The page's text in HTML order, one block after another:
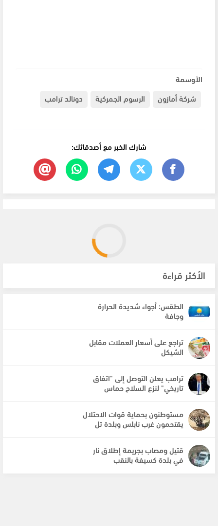
الأوسمة
شركة أمازون
الرسوم الجمركية دونالد ترامب
شارك الخبر مع أصدقائك:
الأكثر قراءة
الطقس: أجواء شديدة الحرارة
وجافة
تراجع على أسعار العملات مقابل
الشيكل
ترامب يعلن التوصل إلى "اتفاق
تاريخي" لنزع السلاح حماس
مستوطنون بحماية قوات الاحتلال
يقتحمون غرب نابلس وبلدة تل
قتيل ومصاب بجريمة إطلاق نار
في بلدة كسيفة بالنقب